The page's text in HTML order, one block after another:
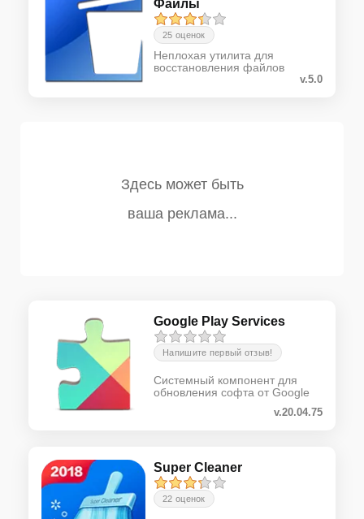
Файлы
25 оценок
Неплохая утилита для
восстановления файлов
v.5.0
Google Play Services
Напишите первый отзыв!
Системный компонент для
обновления софта от Google
v.20.04.75
Super Cleaner
22 оценок